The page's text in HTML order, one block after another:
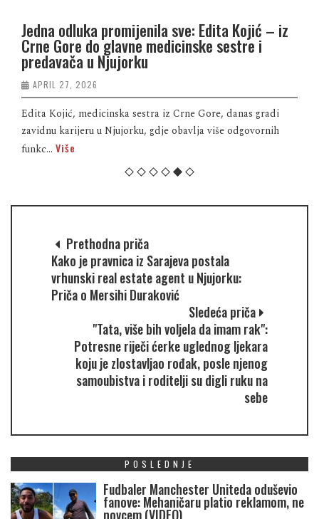
Jedna odluka promijenila sve: Edita Kojić – iz
Crne Gore do glavne medicinske sestre i
predavača u Njujorku
APRIL 27, 2026
Edita Kojić, medicinska sestra iz Crne Gore, danas gradi
zavidnu karijeru u Njujorku, gdje obavlja više odgovornih
funkc... Više
Prethodna priča
Kako je pravnica iz Sarajeva postala
vrhunski real estate agent u Njujorku:
Priča o Mersihi Duraković
Sledeća priča
"Tata, više bih voljela da imam rak":
Potresne riječi ćerke uglednog ljekara
koju je zlostavljao rođak, posle njenog
samoubistva i roditelji su digli ruku na
sebe
POSLEDNJE
Fudbaler Manchester Uniteda oduševio
fanove: Mehaničaru platio reklamom, ne
novcem (VIDEO)